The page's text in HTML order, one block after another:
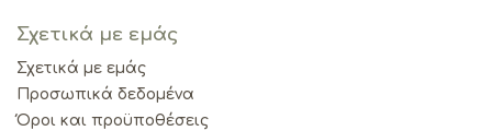
Σχετικά με εμάς
Σχετικά με εμάς
Προσωπικά δεδομένα
Όροι και προϋποθέσεις